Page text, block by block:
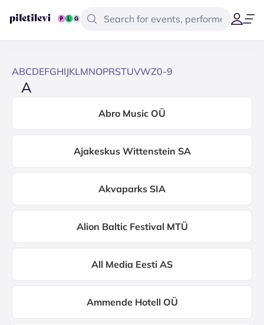
ABCDEFGHIJKLMNOPRSTUVWZ0-9
A
Abro Music OÜ
Ajakeskus Wittenstein SA
Akvaparks SIA
Alion Baltic Festival MTÜ
All Media Eesti AS
Ammende Hotell OÜ